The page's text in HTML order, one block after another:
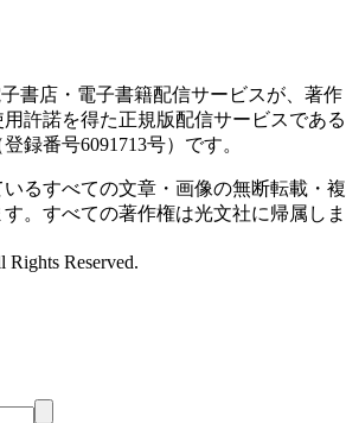
書店・電子書籍配信サービスが、著作
許諾を得た正規版配信サービスである
録番号6091713号）です。
るすべての文章・画像の無断転載・複
。すべての著作権は光文社に帰属しま
Reserved.